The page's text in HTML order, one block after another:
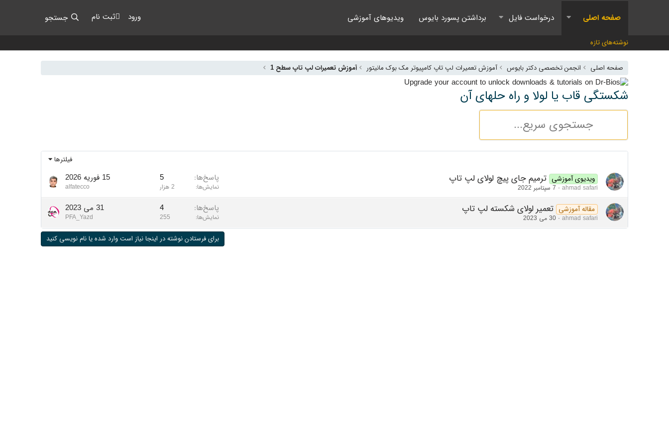
صفحه اصلی درخواست فایل برداشتن پسورد بایوس ویدیوهای آموزشی ورود ثبت نام جستجو
نوشته‌های تازه
صفحه اصلی انجمن تخصصی دکتر بایوس آموزش تعمیرات لپ تاپ کامپیوتر مک بوک مانیتور آموزش تعمیرات لپ تاپ سطح 1
شکستگی قاب یا لولا و راه حلهای آن
فیلترها
ویدیوی آموزشی ترمیم جای پیچ لولای لپ تاپ
ahmad safari 7 سپتامبر 2022
پاسخ‌ها 5
نمایش‌ها 2 هزار
15 فوریه 2026
alfatecco
مقاله آموزشی تعمیر لولای شکسته لپ تاپ
ahmad safari 30 می 2023
پاسخ‌ها 4
نمایش‌ها 255
31 می 2023
PFA_Yazd
برای فرستادن نوشته در اینجا نیاز است وارد شده یا نام نویسی کنید